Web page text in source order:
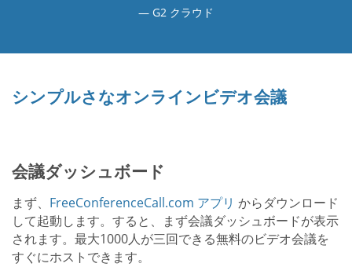
G2 クラウド
シンプルさなオンラインビデオ会議
会議ダッシュボード
まず、 FreeConferenceCall.com アプリ からダウンロード
して起動します。すると、まず会議ダッシュボードが表示
されます。最大1000人が三回できる無料のビデオ会議を
すぐにホストできます。